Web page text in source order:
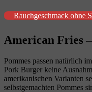
Rauchgeschmack ohne
American Fries
Pommes passen natürlich
Pork Burger keine
amerikanischen Varianten
selbstgemachten Pommes